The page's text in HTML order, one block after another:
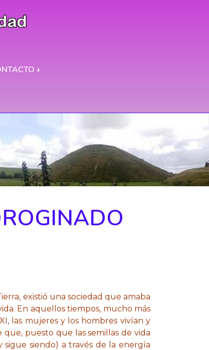
existió una sociedad que amaba
En aquellos tiempos, mucho más
las mujeres y los hombres vivían y
puesto que las semillas de vida
sigue siendo) a través de la energía